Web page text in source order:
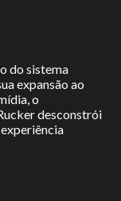
do sistema
expansão ao
o
desconstrói